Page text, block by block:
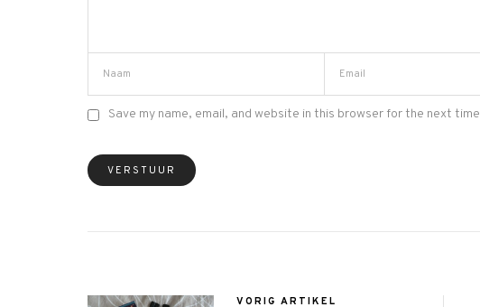
Save my name, email, and website in this browser for the next
VORIG ARTIKEL